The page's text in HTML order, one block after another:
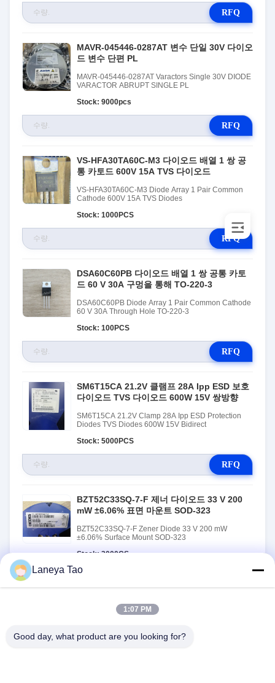
RFQ
MAVR-045446-0287AT 변수 단일 30V 다이오
드 변수 단편 PL
MAVR-045446-0287AT Varactors Single 30V DIODE
VARACTOR ABRUPT SINGLE PL
Stock: 9000pcs
RFQ
VS-HFA30TA60C-M3 다이오드 배열 1 쌍 공
통 카토드 600V 15A TVS 다이오드
VS-HFA30TA60C-M3 Diode Array 1 Pair Common
Cathode 600V 15A TVS Diodes
Stock: 1000PCS
RFQ
DSA60C60PB 다이오드 배열 1 쌍 공통 카토
드 60 V 30A 구멍을 통해 TO-220-3
DSA60C60PB Diode Array 1 Pair Common Cathode
60 V 30A Through Hole TO-220-3
Stock: 100PCS
RFQ
SM6T15CA 21.2V 클램프 28A Ipp ESD 보호
다이오드 TVS 다이오드 600W 15V 쌍방향
SM6T15CA 21.2V Clamp 28A Ipp ESD Protection
Diodes TVS Diodes 600W 15V Bidirect
Stock: 5000PCS
RFQ
BZT52C33SQ-7-F 제너 다이오드 33 V 200
mW ±6.06% 표면 마운트 SOD-323
BZT52C33SQ-7-F Zener Diode 33 V 200 mW
±6.06% Surface Mount SOD-323
Stock: 3000CS
Laneya Tao
1:07 PM
Good day, what product are you looking for?